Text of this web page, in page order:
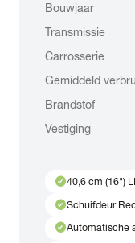
Bouwjaar
Transmissie
Carrosserie
Gemiddeld
Brandstof
Vestiging
check_circle40,6 cm (16")
check_circleSchuifdeur
check_circleAutomatische